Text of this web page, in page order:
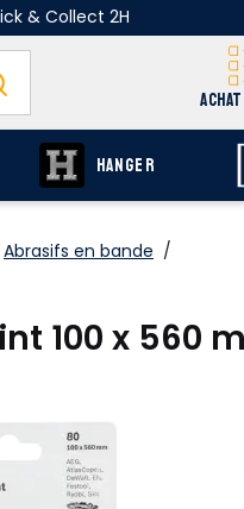
& Collect 2H
HANGER
Abrasifs en bande /
100 x 560